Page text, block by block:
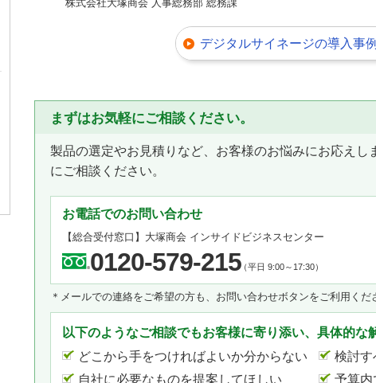
株式会社大塚商会 人事総務部 総務課
デジタルサイネージの導入事
まずはお気軽にご相談ください。
製品の選定やお見積りなど、お客様のお悩みにお応えし
にご相談ください。
お電話でのお問い合わせ
【総合受付窓口】 大塚商会 インサイドビジネスセンター
0120-579-215（平日 9:00～17:30）
＊メールでの連絡をご希望の方も、お問い合わせボタンをご利用くだ
以下のようなご相談でもお客様に寄り添い、具体的な
どこから手をつければよいか分からない
検討す
自社に必要なものを提案してほしい
予算内